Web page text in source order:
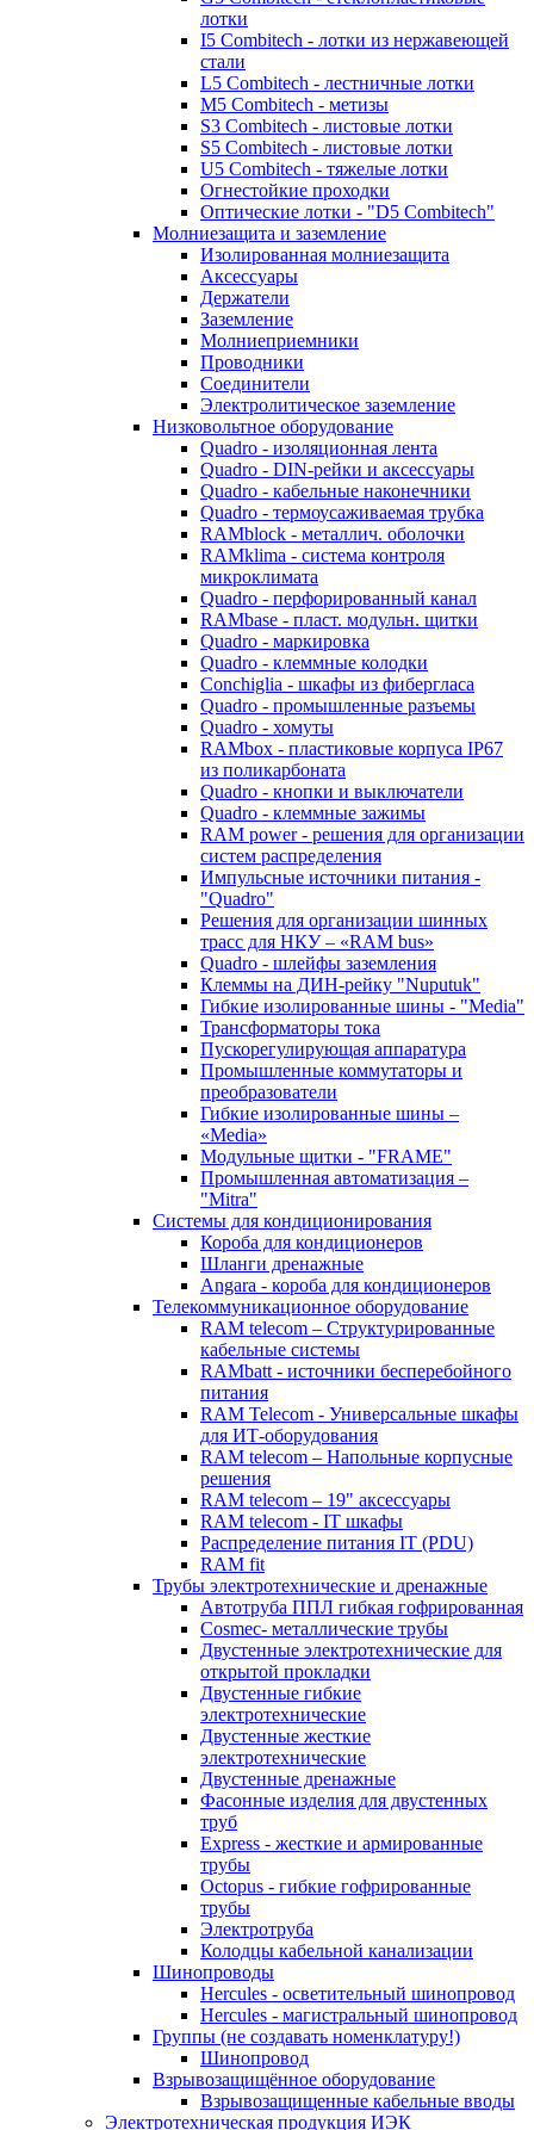
лотки
I5 Combitech - лотки из нержавеющей
стали
L5 Combitech - лестничные лотки
M5 Combitech - метизы
S3 Combitech - листовые лотки
S5 Combitech - листовые лотки
U5 Combitech - тяжелые лотки
Огнестойкие проходки
Оптические лотки - "D5 Combitech"
Молниезащита и заземление
Изолированная молниезащита
Аксессуары
Держатели
Заземление
Молниеприемники
Проводники
Соединители
Электролитическое заземление
Низковольтное оборудование
Quadro - изоляционная лента
Quadro - DIN-рейки и аксессуары
Quadro - кабельные наконечники
Quadro - термоусаживаемая трубка
RAMblock - металлич. оболочки
RAMklima - система контроля
микроклимата
Quadro - перфорированный канал
RAMbase - пласт. модульн. щитки
Quadro - маркировка
Quadro - клеммные колодки
Conchiglia - шкафы из фибергласа
Quadro - промышленные разъемы
Quadro - хомуты
RAMbox - пластиковые корпуса IP67
из поликарбоната
Quadro - кнопки и выключатели
Quadro - клеммные зажимы
RAM power - решения для организации
систем распределения
Импульсные источники питания -
"Quadro"
Решения для организации шинных
трасс для НКУ – «RAM bus»
Quadro - шлейфы заземления
Клеммы на ДИН-рейку "Nuputuk"
Гибкие изолированные шины - "Media"
Трансформаторы тока
Пускорегулирующая аппаратура
Промышленные коммутаторы и
преобразователи
Гибкие изолированные шины –
«Media»
Модульные щитки - "FRAME"
Промышленная автоматизация –
"Mitra"
Системы для кондиционирования
Короба для кондиционеров
Шланги дренажные
Angara - короба для кондиционеров
Телекоммуникационное оборудование
RAM telecom – Структурированные
кабельные системы
RAMbatt - источники бесперебойного
питания
RAM Telecom - Универсальные шкафы
для ИТ-оборудования
RAM telecom – Напольные корпусные
решения
RAM telecom – 19" аксессуары
RAM telecom - IT шкафы
Распределение питания IT (PDU)
RAM fit
Трубы электротехнические и дренажные
Автотруба ППЛ гибкая гофрированная
Cosmec- металлические трубы
Двустенные электротехнические для
открытой прокладки
Двустенные гибкие
электротехнические
Двустенные жесткие
электротехнические
Двустенные дренажные
Фасонные изделия для двустенных
труб
Express - жесткие и армированные
трубы
Octopus - гибкие гофрированные
трубы
Электротруба
Колодцы кабельной канализации
Шинопроводы
Hercules - осветительный шинопровод
Hercules - магистральный шинопровод
Группы (не создавать номенклатуру!)
Шинопровод
Взрывозащищённое оборудование
Взрывозащищенные кабельные вводы
Электротехническая продукция ИЭК